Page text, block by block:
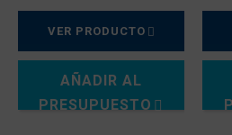
VER PRODUCTO
AÑADIR AL
PRESUPUESTO